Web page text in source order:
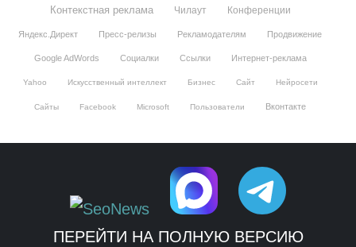
Контекстная реклама
Чилаут Конференции
Яндекс.Директ Пресс-релизы Рекламодателям Продвижение
Google AdWords Социалки Ссылки Интернет-реклама
Yahoo Искусственный интеллект Бизнес Сайт Нейросети
Сайты Facebook Microsoft Пользователи Вконтакте
ПЕРЕЙТИ НА ПОЛНУЮ ВЕРСИЮ